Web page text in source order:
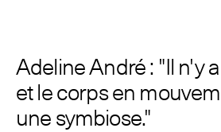
Adeline André : "Il n'y
et le corps en
une symbiose."
La gouvernance
Les membres
Haute Couture